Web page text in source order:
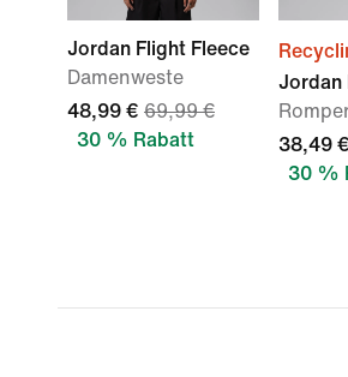
Jordan Flight Fleece
Damenweste
48,99 € 69,99 €
30 % Rabatt
Jordan
38,49 €
30 %